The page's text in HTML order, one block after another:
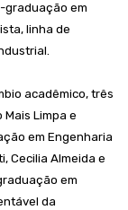
graduação em
linha de
acadêmico, três
Limpa e
em Engenharia
Cecilia Almeida e
em
da